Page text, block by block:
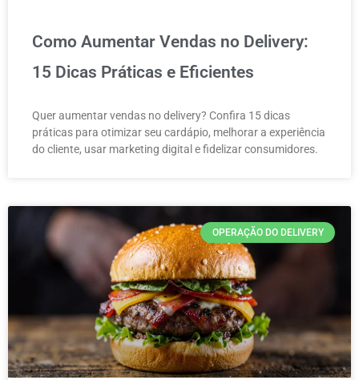
Como Aumentar Vendas no Delivery:
15 Dicas Práticas e Eficientes
Quer aumentar vendas no delivery? Confira 15 dicas
práticas para otimizar seu cardápio, melhorar a experiência
do cliente, usar marketing digital e fidelizar consumidores.
OPERAÇÃO DO DELIVERY